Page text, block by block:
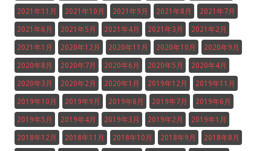
2021年11月 2021年10月 2021年9月 2021年8月 2021年7月
2021年6月 2021年5月 2021年4月 2021年3月 2021年2月
2021年1月 2020年12月 2020年11月 2020年10月 2020年9月
2020年8月 2020年7月 2020年6月 2020年5月 2020年4月
2020年3月 2020年2月 2020年1月 2019年12月 2019年11月
2019年10月 2019年9月 2019年8月 2019年7月 2019年6月
2019年5月 2019年4月 2019年3月 2019年2月 2019年1月
2018年12月 2018年11月 2018年10月 2018年9月 2018年8月